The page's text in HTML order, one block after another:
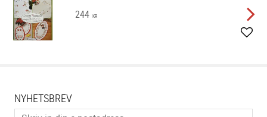
244 KR
NYHETSBREV